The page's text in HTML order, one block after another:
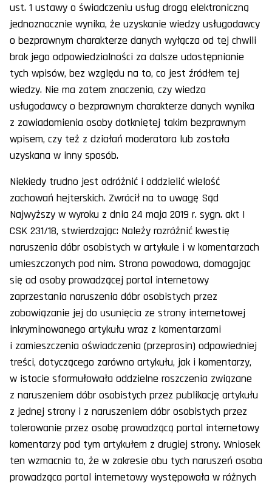
ust. 1 ustawy o świadczeniu usług drogą elektroniczną
jednoznacznie wynika, że uzyskanie wiedzy usługodawcy
o bezprawnym charakterze danych wyłącza od tej chwili
brak jego odpowiedzialności za dalsze udostępnianie
tych wpisów, bez względu na to, co jest źródłem tej
wiedzy. Nie ma zatem znaczenia, czy wiedza
usługodawcy o bezprawnym charakterze danych wynika
z zawiadomienia osoby dotkniętej takim bezprawnym
wpisem, czy też z działań moderatora lub została
uzyskana w inny sposób.
Niekiedy trudno jest odróżnić i oddzielić wielość
zachowań hejterskich. Zwrócił na to uwagę Sąd
Najwyższy w wyroku z dnia 24 maja 2019 r. sygn. akt I
CSK 231/18, stwierdzając: Należy rozróżnić kwestię
naruszenia dóbr osobistych w artykule i w komentarzach
umieszczonych pod nim. Strona powodowa, domagając
się od osoby prowadzącej portal internetowy
zaprzestania naruszenia dóbr osobistych przez
zobowiązanie jej do usunięcia ze strony internetowej
inkryminowanego artykułu wraz z komentarzami
i zamieszczenia oświadczenia (przeprosin) odpowiedniej
treści, dotyczącego zarówno artykułu, jak i komentarzy,
w istocie sformułowała oddzielne roszczenia związane
z naruszeniem dóbr osobistych przez publikację artykułu
z jednej strony i z naruszeniem dóbr osobistych przez
tolerowanie przez osobę prowadzącą portal internetowy
komentarzy pod tym artykułem z drugiej strony. Wniosek
ten wzmacnia to, że w zakresie obu tych naruszeń osoba
prowadząca portal internetowy występowała w różnych